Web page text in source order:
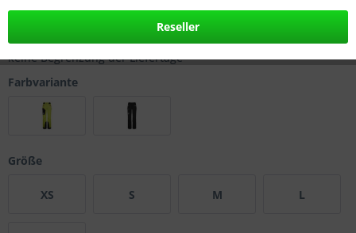
frühestes Lieferdatum: 08.08.2026
keine Begrenzung der Liefertage
Farbvariante
Größe
XS S M L
Reseller